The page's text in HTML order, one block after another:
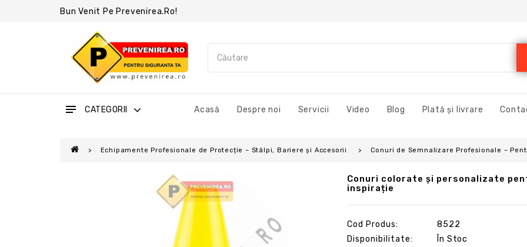
Bun Venit Pe Prevenirea.ro!
CATEGORII Acasă Despre noi Servicii Video Blog Plată și livrare
Echipamente Profesionale de Protecție – Stâlpi, Bariere și Accesorii Conuri de Semnalizare Profesionale –
Conuri colorate și personalizate
inspirație
Cod Produs:
8522
Disponibilitate:
În Stoc